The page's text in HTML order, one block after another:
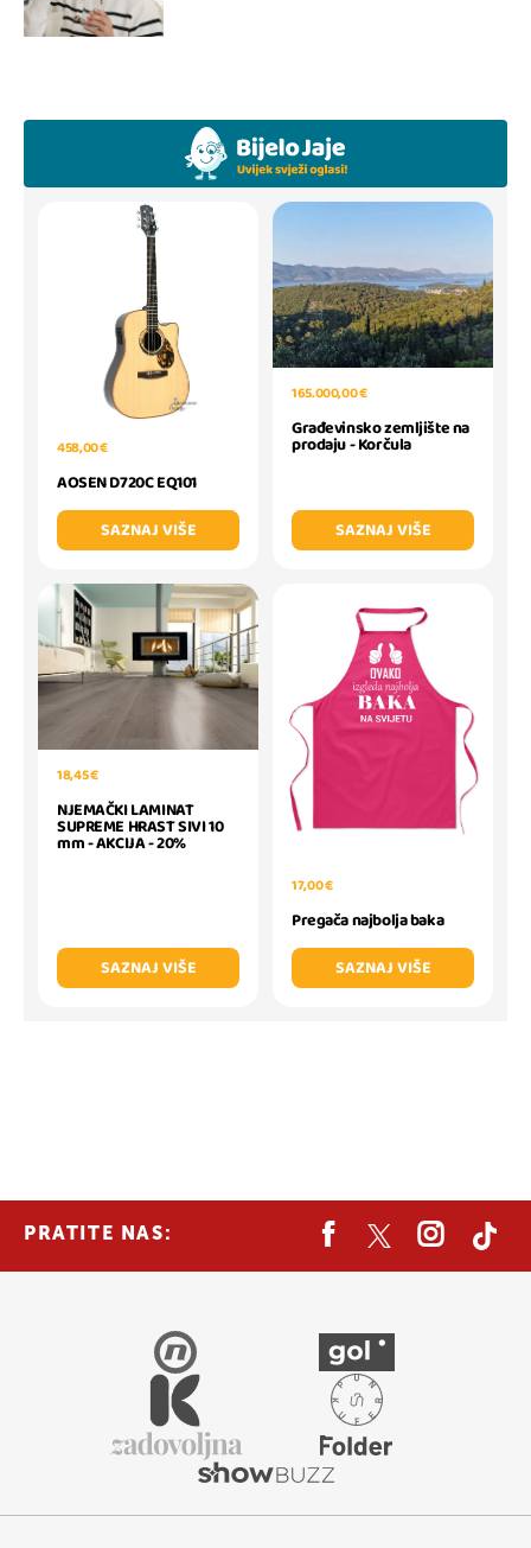
458,00 €
AOSEN D720C EQ101
SAZNAJ VIŠE
165.000,00 €
Građevinsko zemljište na
prodaju - Korčula
SAZNAJ VIŠE
18,45 €
NJEMAČKI LAMINAT
SUPREME HRAST SIVI 10
mm - AKCIJA - 20%
SAZNAJ VIŠE
17,00 €
Pregača najbolja baka
SAZNAJ VIŠE
PRATITE NAS: